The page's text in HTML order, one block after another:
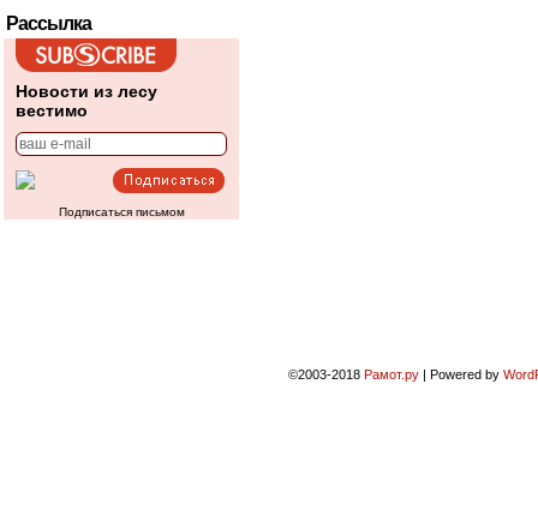
Рассылка
Новости из лесу
вестимо
Подписаться письмом
©2003-2018 Рамот.ру | Powered by